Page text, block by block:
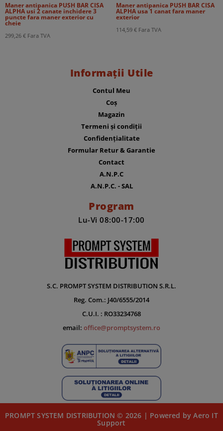
Maner antipanica PUSH BAR CISA
ALPHA usi 2 canate inchidere 3
puncte fara maner exterior cu
cheie
299,26 € Fara TVA
Maner antipanica PUSH BAR CISA
ALPHA usa 1 canat fara maner
exterior
114,59 € Fara TVA
Informații Utile
Contul Meu
Coș
Magazin
Termeni și condiții
Confidențialitate
Formular Retur & Garantie
Contact
A.N.P.C
A.N.P.C. - SAL
Program
Lu-Vi 08:00-17:00
S.C. PROMPT SYSTEM DISTRIBUTION S.R.L.
Reg. Com.: J40/6555/2014
C.U.I. : RO33234768
email: office@promptsystem.ro
PROMPT SYSTEM DISTRIBUTION © 2026 | Powered by Aero IT
Support